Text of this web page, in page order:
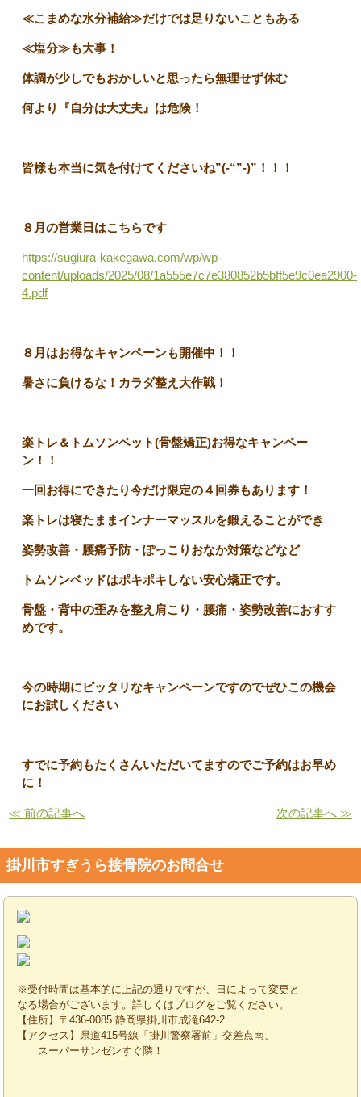
≪こまめな水分補給≫だけでは足りないこともある
≪塩分≫も大事！
体調が少しでもおかしいと思ったら無理せず休む
何より『自分は大丈夫』は危険！
皆様も本当に気を付けてくださいね”(-“”-)”！！！
８月の営業日はこちらです
https://sugiura-kakegawa.com/wp/wp-
content/uploads/2025/08/1a555e7c7e380852b5bff5e9c0ea2900-
4.pdf
８月はお得なキャンペーンも開催中！！
暑さに負けるな！カラダ整え大作戦！
楽トレ＆トムソンベット(骨盤矯正)お得なキャンペー
ン！！
一回お得にできたり今だけ限定の４回券もあります！
楽トレは寝たままインナーマッスルを鍛えることができ
姿勢改善・腰痛予防・ぽっこりおなか対策などなど
トムソンベッドはポキポキしない安心矯正です。
骨盤・背中の歪みを整え肩こり・腰痛・姿勢改善におすす
めです。
今の時期にピッタリなキャンペーンですのでぜひこの機会
にお試しください
すでに予約もたくさんいただいてますのでご予約はお早め
に！
≪ 前の記事へ 次の記事へ ≫
掛川市すぎうら接骨院のお問合せ
※受付時間は基本的に上記の通りですが、日によって変更と
なる場合がございます。詳しくはブログをご覧ください。
【住所】〒436-0085 静岡県掛川市成滝642-2
【アクセス】県道415号線「掛川警察署前」交差点南、
スーパーサンゼンすぐ隣！